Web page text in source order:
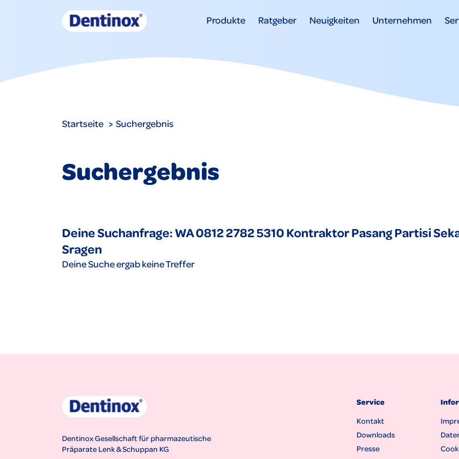
Produkte Ratgeber Neuigkeiten Unternehmen
Startseite Suchergebnis
Suchergebnis
Deine Suchanfrage: WA 0812 2782 5310 Kontraktor Pasang Partisi
Sragen
Deine Suche ergab keine Treffer
Dentinox Gesellschaft für pharmazeutische
Präparate Lenk & Schuppan KG
Service
Kontakt
Downloads
Presse